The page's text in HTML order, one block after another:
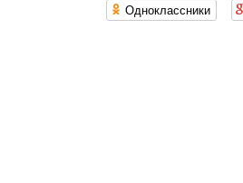
Одноклассники